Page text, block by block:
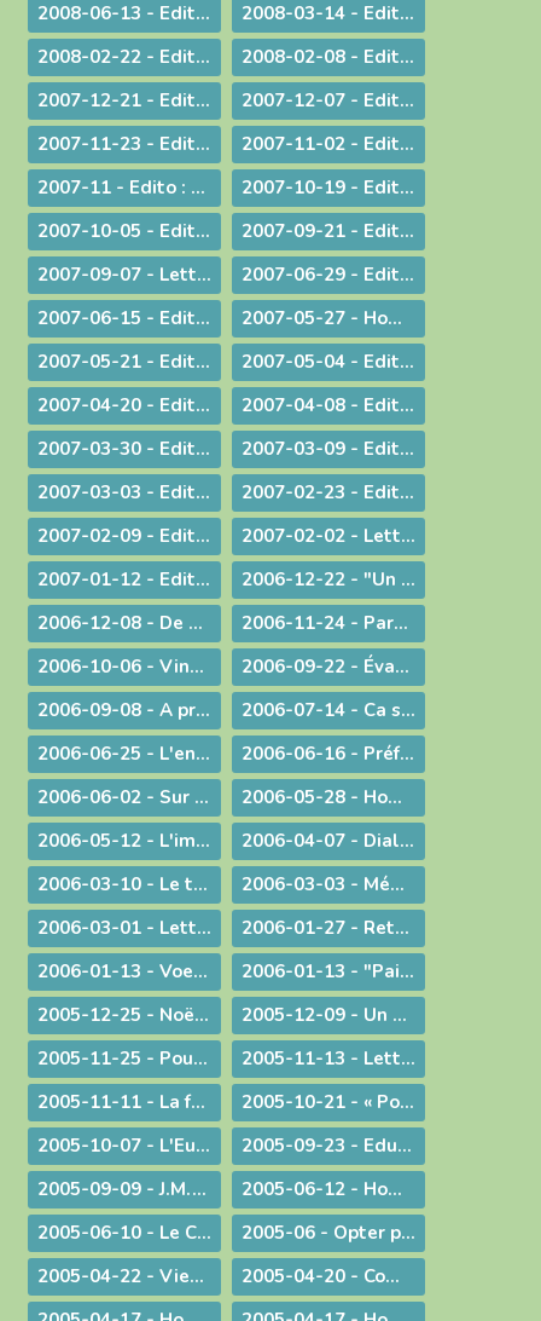
2008-06-13 - Edito : Dialogue interreligieux : Le sens de la liberté religieuse
2008-03-14 - Edito : Là où se trouve Dieu... là se trouve l'avenir
2008-02-22 - Edito : Le regard de la foi
2008-02-08 - Edito : Quelle unité ?
2007-12-21 - Edito : Noël : Souffler sur les braises de l'espérance !
2007-12-07 - Edito : Anne-Lorraine - Sa résistance lui a coûté la vie !
2007-11-23 - Edito : La remise des Actes : une démarche liturgique
2007-11-02 - Edito : La remise d'un livre : une démarche diocésaine
2007-11 - Edito : A propos du Téléthon 2007
2007-10-19 - Edito : Discerner
2007-10-05 - Edito : Des temps nouveaux pour l'Evangile "Passons aux Actes !"
2007-09-21 - Edito : L'amour du plus faible
2007-09-07 - Lettre aux prêtres à propos du Motu Proprio
2007-06-29 - Edito : Merci à vous, prêtres nouvellement nommés
2007-06-15 - Edito : A propos des "sans papiers"
2007-05-27 - Homélie de Confirmation - Pentecôte
2007-05-21 - Edito : Justice, jugement et miséricorde
2007-05-04 - Edito : Au service des vocations sacerdotales : une journée inédite !
2007-04-20 - Edito : Une citoyenneté responsable
2007-04-08 - Edito : Un baptême pas comme les autres - Pâques 2007
2007-03-30 - Edito : A la veille des élections / A propos des élections présidentielles et législatives
2007-03-09 - Edito : Double "fil de vie" - Un aspect de la liturgie du Carême
2007-03-03 - Edito : Le chemin de la filialié
2007-02-23 - Edito : "Il faut que le monde sache..." Conversion et Mission
2007-02-09 - Edito : "Je suis allée essayer mon cercueil !"
2007-02-02 - Lettre aux prêtres et aux diacres
2007-01-12 - Edito : Le Gange et l'Himalaya
2006-12-22 - "Un Sauveur vous est né !"
2006-12-08 - De Ratisbonne à Ankara, un dialogue ininterrompu
2006-11-24 - Parentalité
2006-10-06 - Vingt ans déjà !
2006-09-22 - Évangéliser : aller au large !
2006-09-08 - A propos du Liban
2006-07-14 - Ca se passe en France !
2006-06-25 - L'enjeu de toute existence : trouver Le chemin !
2006-06-16 - Préférer le bonheur à la vérité ?
2006-06-02 - Sur les pas de Jean-Paul II
2006-05-28 - Homélie à la messe télévisée à Notre-Dame de Bourg
2006-05-12 - L'immigration
2006-04-07 - Dialogue interreligieux
2006-03-10 - Le trésor de la foi
2006-03-03 - Méditation sur l'Evangile du 4° dimanche de Carême 2006
2006-03-01 - Lettre aux prêtres et aux diacres
2006-01-27 - Retour aux origines
2006-01-13 - Voeux... pour aujourd'hui
2006-01-13 - "Paix sur la terre !"
2005-12-25 - Noël : la nouveauté chrétienne
2005-12-09 - Un modèle de persévérance dans l'élaboration d'une loi
2005-11-25 - Pour une laïcité constructive
2005-11-13 - Lettre aux prêtres et aux diacres
2005-11-11 - La faiblesse au service d'une cause
2005-10-21 - « Pour de nouveaux modes de vie ! »
2005-10-07 - L'Eucharistie, source de la transformation des cœurs et du monde
2005-09-23 - Eduquer
2005-09-09 - J.M.J. du souvenir à l'avenir !
2005-06-12 - Homélie pour des ordinations diaconales
2005-06-10 - Le Curé d'Ars chez le Pape !
2005-06 - Opter pour l'avenir
2005-04-22 - Viens Esprit-Saint !
2005-04-20 - Communiqué à l'occasion de l'élection du Pape Benoît XVI